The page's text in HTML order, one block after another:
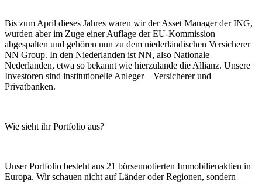
Bis zum April dieses Jahres waren wir der Asset Manager der ING,
wurden aber im Zuge einer Auflage der EU-Kommission
abgespalten und gehören nun zu dem niederländischen Versicherer
NN Group. In den Niederlanden ist NN, also Nationale
Nederlanden, etwa so bekannt wie hierzulande die Allianz. Unsere
Investoren sind institutionelle Anleger – Versicherer und
Privatbanken.
Wie sieht ihr Portfolio aus?
Unser Portfolio besteht aus 21 börsennotierten Immobilienaktien in
Europa. Wir schauen nicht auf Länder oder Regionen, sondern